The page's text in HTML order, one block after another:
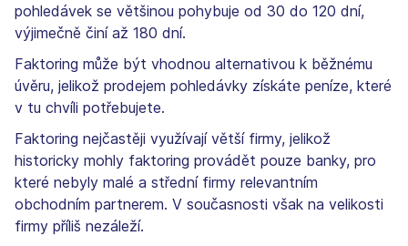
pohledávek se většinou pohybuje od 30 do 120 dní,
výjimečně činí až 180 dní.
Faktoring může být vhodnou alternativou k běžnému
úvěru, jelikož prodejem pohledávky získáte peníze, které
v tu chvíli potřebujete.
Faktoring nejčastěji využívají větší firmy, jelikož
historicky mohly faktoring provádět pouze banky, pro
které nebyly malé a střední firmy relevantním
obchodním partnerem. V současnosti však na velikosti
firmy příliš nezáleží.